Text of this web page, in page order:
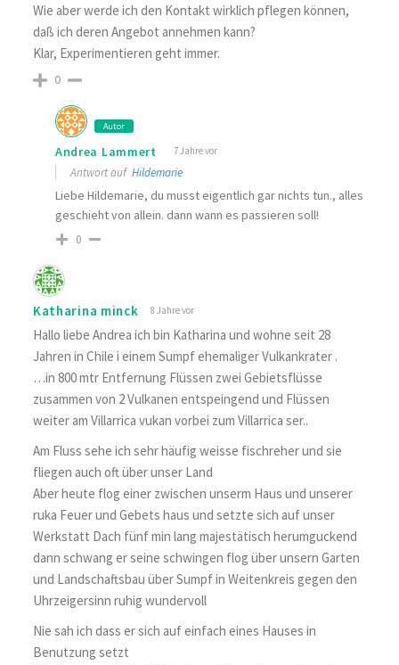
Wie aber werde ich den Kontakt wirklich pflegen können,
daß ich deren Angebot annehmen kann?
Klar, Experimentieren geht immer.
0
Autor
Andrea Lammert 7 Jahre vor
Antwort auf Hildemarie
Liebe Hildemarie, du musst eigentlich gar nichts tun., alles
geschieht von allein. dann wann es passieren soll!
0
Katharina minck 8 Jahre vor
Hallo liebe Andrea ich bin Katharina und wohne seit 28
Jahren in Chile i einem Sumpf ehemaliger Vulkankrater .
…in 800 mtr Entfernung Flüssen zwei Gebietsflüsse
zusammen von 2 Vulkanen entspeingend und Flüssen
weiter am Villarrica vukan vorbei zum Villarrica ser..
Am Fluss sehe ich sehr häufig weisse fischreher und sie
fliegen auch oft über unser Land
Aber heute flog einer zwischen unserm Haus und unserer
ruka Feuer und Gebets haus und setzte sich auf unser
Werkstatt Dach fünf min lang majestätisch herumguckend
dann schwang er seine schwingen flog über unsern Garten
und Landschaftsbau über Sumpf in Weitenkreis gegen den
Uhrzeigersinn ruhig wundervoll
Nie sah ich dass er sich auf einfach eines Hauses in
Benutzung setzt